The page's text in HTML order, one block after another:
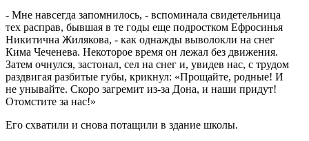
- Мне навсегда запомнилось, - вспоминала свидетельница
тех расправ, бывшая в те годы еще подростком Ефросинья
Никитична Жилякова, - как однажды выволокли на снег
Кима Чеченева. Некоторое время он лежал без движения.
Затем очнулся, застонал, сел на снег и, увидев нас, с трудом
раздвигая разбитые губы, крикнул: «Прощайте, родные! И
не унывайте. Скоро загремит из-за Дона, и наши придут!
Отомстите за нас!»
Его схватили и снова потащили в здание школы.